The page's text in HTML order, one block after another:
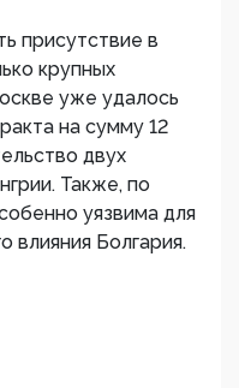
присутствие в
крупных
уже удалось
на сумму 12
двух
Также, по
уязвима для
влияния Болгария.